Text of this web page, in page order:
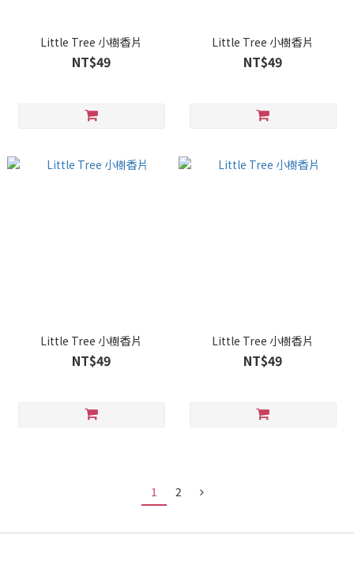
Little Tree 小樹香片
NT$49
Little Tree 小樹香片
NT$49
Little Tree 小樹香片
NT$49
Little Tree 小樹香片
NT$49
1 2